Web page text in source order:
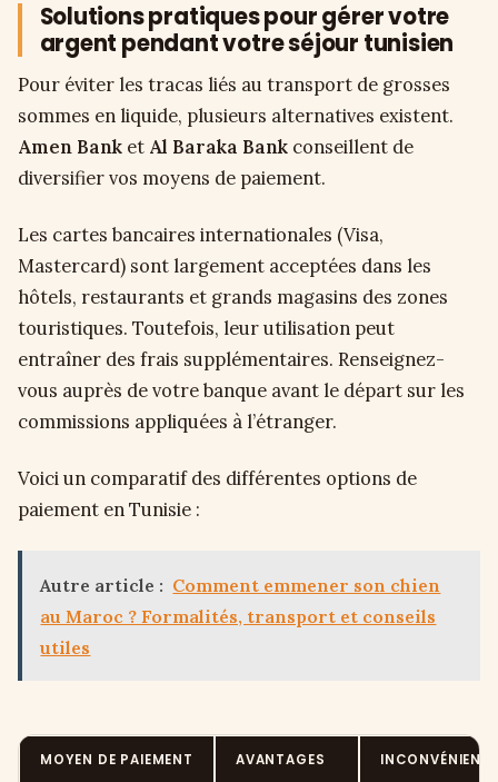
Solutions pratiques pour gérer votre
argent pendant votre séjour tunisien
Pour éviter les tracas liés au transport de grosses
sommes en liquide, plusieurs alternatives existent.
Amen Bank et Al Baraka Bank conseillent de
diversifier vos moyens de paiement.
Les cartes bancaires internationales (Visa,
Mastercard) sont largement acceptées dans les
hôtels, restaurants et grands magasins des zones
touristiques. Toutefois, leur utilisation peut
entraîner des frais supplémentaires. Renseignez-
vous auprès de votre banque avant le départ sur les
commissions appliquées à l’étranger.
Voici un comparatif des différentes options de
paiement en Tunisie :
Autre article : Comment emmener son chien
au Maroc ? Formalités, transport et conseils
utiles
MOYEN DE PAIEMENT AVANTAGES